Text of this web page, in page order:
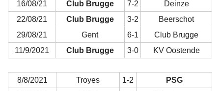
16/08/21
Club Brugge 7-2
Deinze
22/08/21
Club Brugge 3-2
Beerschot
29/08/21
Gent 6-1
Club Brugge
11/9/2021
Club Brugge 3-0 KV Oostende
8/8/2021 Troyes 1-2
PSG